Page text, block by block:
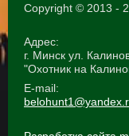
Copyright © 2013 -
Адрес:
г. Минск ул.
"Охотник на
E-mail: